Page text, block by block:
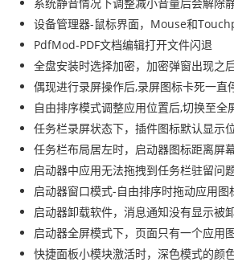
设备管理器-鼠标界面，Mouse和
PdfMod-PDF文档编辑打开文件闪退
全盘安装时选择加密，加密弹窗出现之
偶现进行录屏操作后,录屏图标卡死一
自由排序模式调整应用位置后,切换至
任务栏录屏状态下，插件图标默认显示
任务栏布局居左时，启动器图标距离屏
启动器中应用无法拖拽到任务栏驻留问
启动器窗口模式-自由排序时拖动应用
启动器卸载软件，消息通知没有显示被
启动器全屏模式下，页面只有一个应用
快捷面板小模块激活时，深色模式的颜